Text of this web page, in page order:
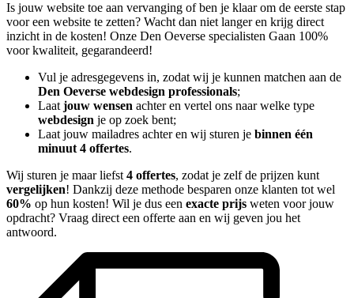
Is jouw website toe aan vervanging of ben je klaar om de eerste stap
voor een website te zetten? Wacht dan niet langer en krijg direct
inzicht in de kosten! Onze Den Oeverse specialisten Gaan 100%
voor kwaliteit, gegarandeerd!
Vul je adresgegevens in, zodat wij je kunnen matchen aan de
Den Oeverse webdesign professionals;
Laat jouw wensen achter en vertel ons naar welke type
webdesign je op zoek bent;
Laat jouw mailadres achter en wij sturen je binnen één
minuut 4 offertes.
Wij sturen je maar liefst 4 offertes, zodat je zelf de prijzen kunt
vergelijken! Dankzij deze methode besparen onze klanten tot wel
60% op hun kosten! Wil je dus een exacte prijs weten voor jouw
opdracht? Vraag direct een offerte aan en wij geven jou het
antwoord.